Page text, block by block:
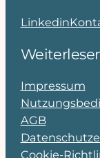
Linkedin
Impressum
AGB
Cookie-